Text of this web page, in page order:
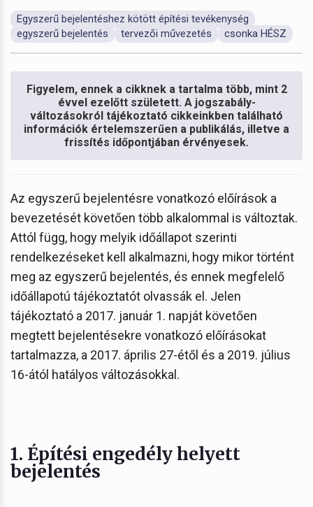
Egyszerű bejelentéshez kötött építési tevékenység
egyszerű bejelentés
tervezői művezetés csonka HÉSZ
Figyelem, ennek a cikknek a tartalma több, mint 2
évvel ezelőtt született. A jogszabály-
változásokról tájékoztató cikkeinkben található
információk értelemszerűen a publikálás, illetve a
frissítés időpontjában érvényesek.
Az egyszerű bejelentésre vonatkozó előírások a
bevezetését követően több alkalommal is változtak.
Attól függ, hogy melyik időállapot szerinti
rendelkezéseket kell alkalmazni, hogy mikor történt
meg az egyszerű bejelentés, és ennek megfelelő
időállapotú tájékoztatót olvassák el. Jelen
tájékoztató a 2017. január 1. napját követően
megtett bejelentésekre vonatkozó előírásokat
tartalmazza, a 2017. április 27-étől és a 2019. július
16-ától hatályos változásokkal.
1. Építési engedély helyett
bejelentés